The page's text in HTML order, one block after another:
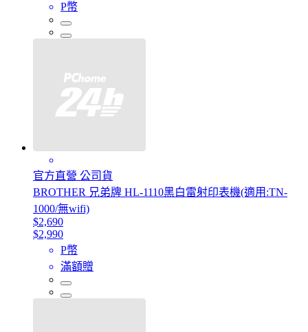
P幣
官方直營 公司貨
BROTHER 兄弟牌 HL-1110黑白雷射印表機(適用:TN-
1000/無wifi)
$2,690
$2,990
P幣
滿額贈